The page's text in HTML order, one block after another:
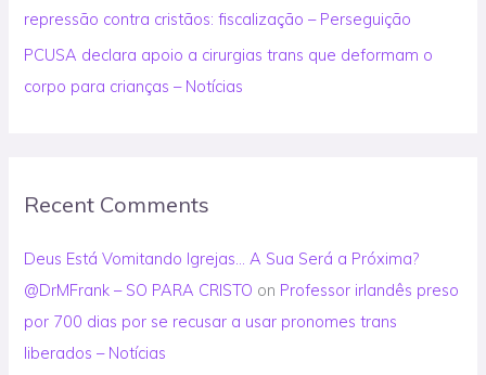
repressão contra cristãos: fiscalização – Perseguição
PCUSA declara apoio a cirurgias trans que deformam o
corpo para crianças – Notícias
Recent Comments
Deus Está Vomitando Igrejas… A Sua Será a Próxima?
@DrMFrank – SO PARA CRISTO on Professor irlandês preso
por 700 dias por se recusar a usar pronomes trans
liberados – Notícias